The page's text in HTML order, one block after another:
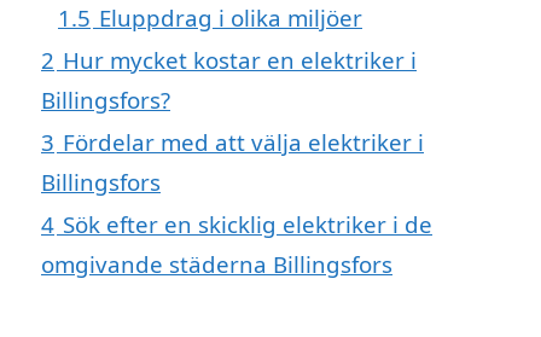
1.5 Eluppdrag i olika miljöer
2 Hur mycket kostar en elektriker i
Billingsfors?
3 Fördelar med att välja elektriker i
Billingsfors
4 Sök efter en skicklig elektriker i de
omgivande städerna Billingsfors